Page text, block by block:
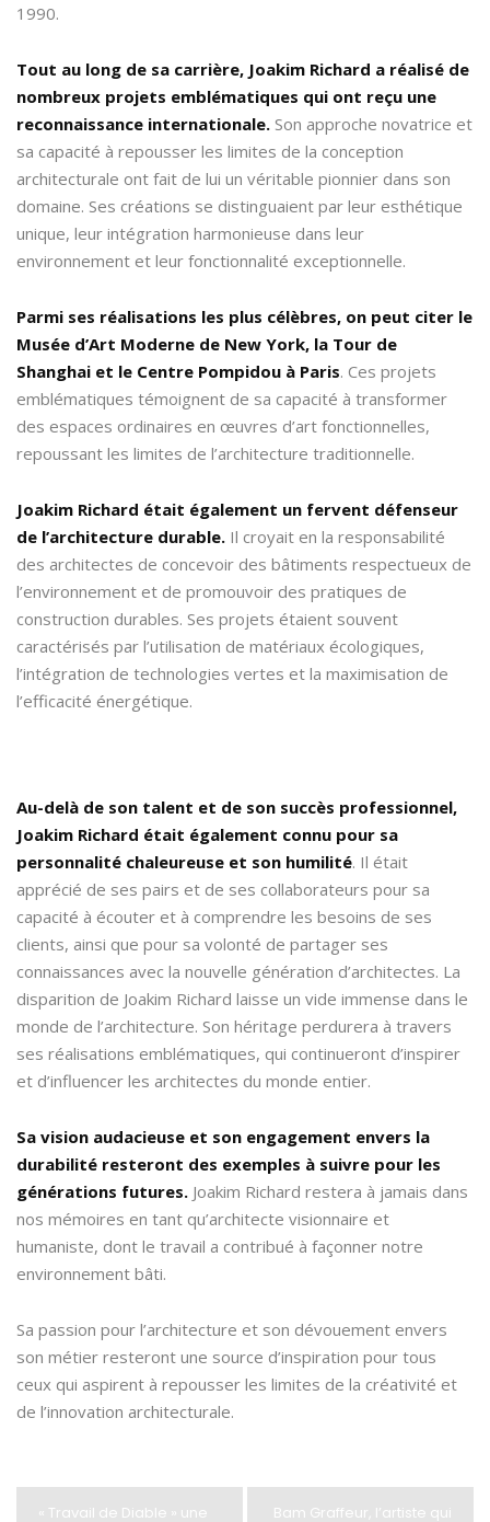
1990.
Tout au long de sa carrière, Joakim Richard a réalisé de
nombreux projets emblématiques qui ont reçu une
reconnaissance internationale. Son approche novatrice et
sa capacité à repousser les limites de la conception
architecturale ont fait de lui un véritable pionnier dans son
domaine. Ses créations se distinguaient par leur esthétique
unique, leur intégration harmonieuse dans leur
environnement et leur fonctionnalité exceptionnelle.
Parmi ses réalisations les plus célèbres, on peut citer le
Musée d’Art Moderne de New York, la Tour de
Shanghai et le Centre Pompidou à Paris. Ces projets
emblématiques témoignent de sa capacité à transformer
des espaces ordinaires en œuvres d’art fonctionnelles,
repoussant les limites de l’architecture traditionnelle.
Joakim Richard était également un fervent défenseur
de l’architecture durable. Il croyait en la responsabilité
des architectes de concevoir des bâtiments respectueux de
l’environnement et de promouvoir des pratiques de
construction durables. Ses projets étaient souvent
caractérisés par l’utilisation de matériaux écologiques,
l’intégration de technologies vertes et la maximisation de
l’efficacité énergétique.
Au-delà de son talent et de son succès professionnel,
Joakim Richard était également connu pour sa
personnalité chaleureuse et son humilité. Il était
apprécié de ses pairs et de ses collaborateurs pour sa
capacité à écouter et à comprendre les besoins de ses
clients, ainsi que pour sa volonté de partager ses
connaissances avec la nouvelle génération d’architectes. La
disparition de Joakim Richard laisse un vide immense dans le
monde de l’architecture. Son héritage perdurera à travers
ses réalisations emblématiques, qui continueront d’inspirer
et d’influencer les architectes du monde entier.
Sa vision audacieuse et son engagement envers la
durabilité resteront des exemples à suivre pour les
générations futures. Joakim Richard restera à jamais dans
nos mémoires en tant qu’architecte visionnaire et
humaniste, dont le travail a contribué à façonner notre
environnement bâti.
Sa passion pour l’architecture et son dévouement envers
son métier resteront une source d’inspiration pour tous
ceux qui aspirent à repousser les limites de la créativité et
de l’innovation architecturale.
« Travail de Diable » une Bam Graffeur, l’artiste qui